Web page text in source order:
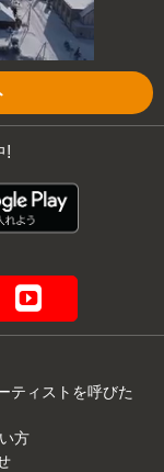
セル
!
ティストを呼びた
方